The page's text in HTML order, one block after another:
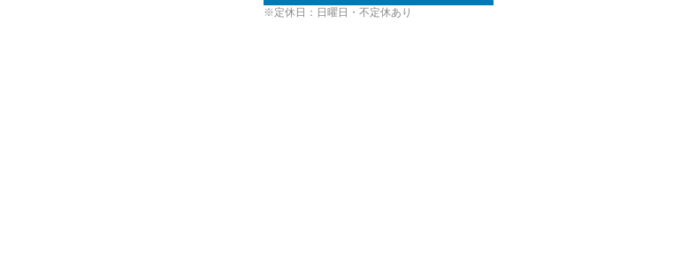
※定休日：日曜日・不定休あり